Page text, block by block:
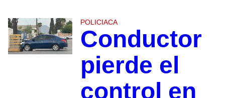
POLICIACA
Conductor
pierde el
control en